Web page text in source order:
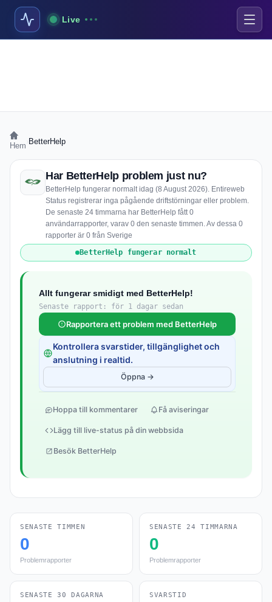
Live
Hem BetterHelp
Har BetterHelp problem just nu?
BetterHelp fungerar normalt idag (8 August 2026). Entireweb
Status registrerar inga pågående driftstörningar eller problem.
De senaste 24 timmarna har BetterHelp fått 0
användarrapporter, varav 0 den senaste timmen. Av dessa 0
rapporter är 0 från Sverige
BetterHelp fungerar normalt
Allt fungerar smidigt med BetterHelp!
Senaste rapport: för 1 dagar sedan
Rapportera ett problem med BetterHelp
Kontrollera svarstider, tillgänglighet och
anslutning i realtid.
Öppna →
Hoppa till kommentarer Få aviseringar
Lägg till live-status på din webbsida
Besök BetterHelp
SENASTE TIMMEN
0
Problemrapporter
SENASTE 24 TIMMARNA
0
Problemrapporter
SENASTE 30 DAGARNA SVARSTID